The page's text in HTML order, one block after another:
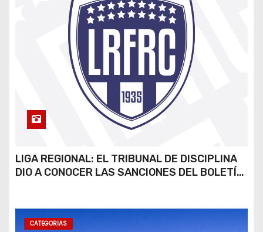
LIGA REGIONAL: EL TRIBUNAL DE DISCIPLINA
DIO A CONOCER LAS SANCIONES DEL BOLETÍN
CATEGORIAS